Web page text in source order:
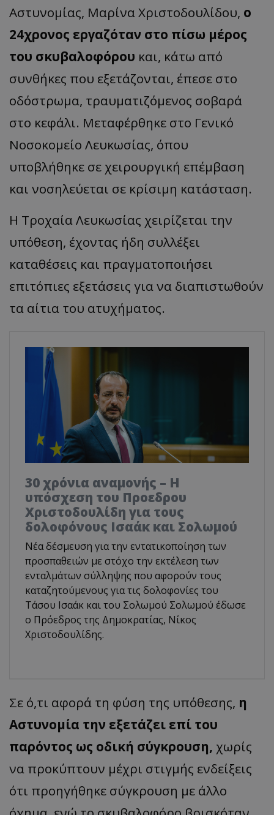
Αστυνομίας, Μαρίνα Χριστοδουλίδου, ο
24χρονος εργαζόταν στο πίσω μέρος
του σκυβαλοφόρου και, κάτω από
συνθήκες που εξετάζονται, έπεσε στο
οδόστρωμα, τραυματιζόμενος σοβαρά
στο κεφάλι. Μεταφέρθηκε στο Γενικό
Νοσοκομείο Λευκωσίας, όπου
υποβλήθηκε σε χειρουργική επέμβαση
και νοσηλεύεται σε κρίσιμη κατάσταση.
Η Τροχαία Λευκωσίας χειρίζεται την
υπόθεση, έχοντας ήδη συλλέξει
καταθέσεις και πραγματοποιήσει
επιτόπιες εξετάσεις για να διαπιστωθούν
τα αίτια του ατυχήματος.
30 χρόνια αναμονής – Η
υπόσχεση του Προεδρου
Χριστοδουλίδη για τους
δολοφόνους Ισαάκ και Σολωμού
Νέα δέσμευση για την εντατικοποίηση των
προσπαθειών με στόχο την εκτέλεση των
ενταλμάτων σύλληψης που αφορούν τους
καταζητούμενους για τις δολοφονίες του
Τάσου Ισαάκ και του Σολωμού Σολωμού έδωσε
ο Πρόεδρος της Δημοκρατίας, Νίκος
Χριστοδουλίδης.
Σε ό,τι αφορά τη φύση της υπόθεσης, η
Αστυνομία την εξετάζει επί του
παρόντος ως οδική σύγκρουση, χωρίς
να προκύπτουν μέχρι στιγμής ενδείξεις
ότι προηγήθηκε σύγκρουση με άλλο